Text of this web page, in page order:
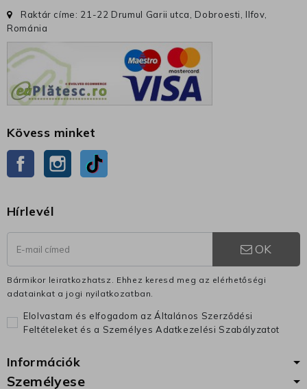
Raktár címe: 21-22 Drumul Garii utca, Dobroesti, Ilfov,
Románia
Kövess minket
Facebook Instagram
Hírlevél
OK
Bármikor leiratkozhatsz. Ehhez keresd meg az elérhetőségi
adatainkat a jogi nyilatkozatban.
Elolvastam és elfogadom az Általános Szerződési
Feltételeket és a Személyes Adatkezelési Szabályzatot
Információk
Személyese